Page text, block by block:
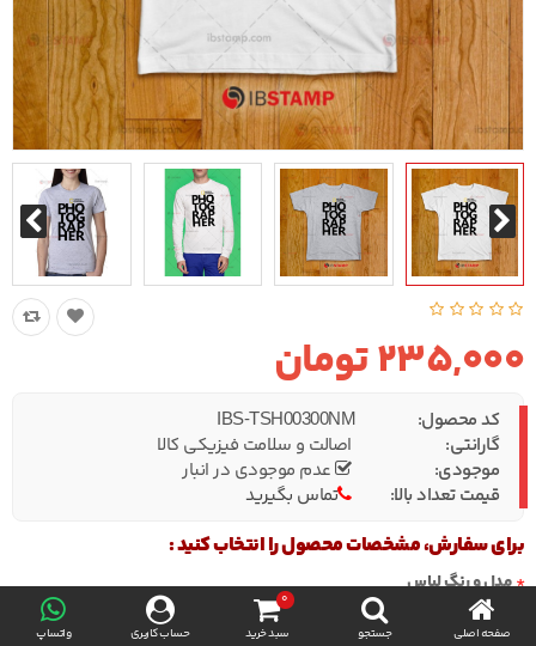
صفحه اصلی جستجو
0
سبد خرید
حساب کاربری واتساپ
235,000 تومان
کد محصول: IBS-TSH00300NM
گارانتی:
اصالت و سلامت فیزیکی کالا
موجودی:
عدم موجودی در انبار
قیمت تعداد بالا:
تماس بگیرید
برای سفارش، مشخصات محصول را انتخاب کنید :
مدل و رنگ لباس